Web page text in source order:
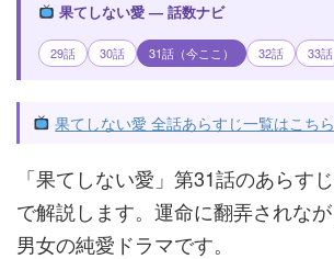
果てしない愛 — 話数ナビ
29話 30話 31話（今ここ） 32話 33話
果てしない愛 全話あらすじ一覧はこちら
「果てしない愛」第31話のあらす
で解説します。運命に翻弄されな
男女の純愛ドラマです。